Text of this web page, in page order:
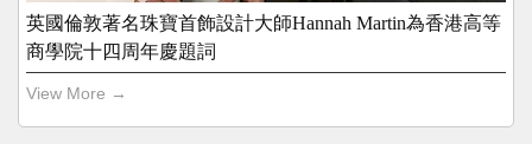
英國倫敦著名珠寶首飾設計大師Hannah Martin為香港高等
商學院十四周年慶題詞
View More →